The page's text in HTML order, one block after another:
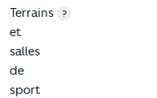
Terrains
et
salles
de
sport
?